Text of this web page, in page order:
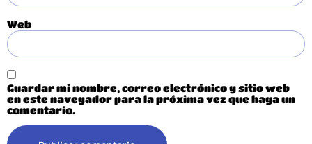
Web
Guardar mi nombre, correo electrónico y sitio web
en este navegador para la próxima vez que haga un
comentario.